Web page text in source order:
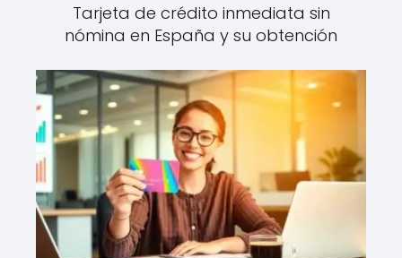
Tarjeta de crédito inmediata sin
nómina en España y su obtención